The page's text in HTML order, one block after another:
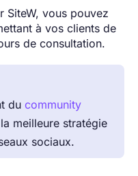
SiteW, vous pouvez
à vos clients de
de consultation.
du community
meilleure stratégie
sociaux.